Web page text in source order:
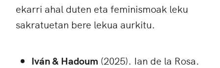
ekarri ahal duten eta feminismoak leku
sakratuetan bere lekua aurkitu.
Iván & Hadoum (2025). Ian de la Rosa.